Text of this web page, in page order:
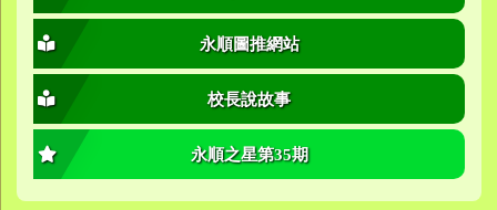
永順圖推網站
校長說故事
永順之星第35期